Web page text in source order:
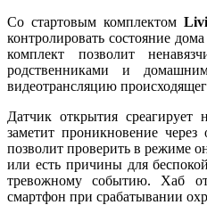
Со стартовым комплектом
контролировать состояние
комплект позволит
родственниками и
видеотрансляцию
Датчик открытия
заметит проникновение
позволит проверить в режиме
или есть причины для
тревожному событию. Хаб
смартфон при срабатывании